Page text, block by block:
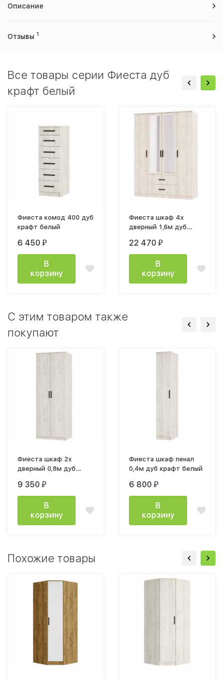
Описание
Отзывы 1
Все товары серии Фиеста дуб
крафт белый
Фиеста комод 400 дуб
крафт белый
6 450 ₽
В
корзину
Фиеста шкаф 4х
дверный 1,6м дуб
22 470 ₽
В
корзину
C этим товаром также
покупают
Фиеста шкаф 2х
дверный 0,8м дуб
9 350 ₽
В
корзину
Фиеста шкаф пенал
0,4м дуб крафт белый
6 800 ₽
В
корзину
Похожие товары